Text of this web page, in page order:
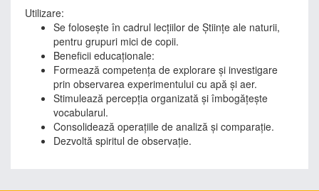
Utilizare:
Se folosește în cadrul lecțiilor de Științe ale naturii,
pentru grupuri mici de copii.
Beneficii educaționale:
Formează competența de explorare și investigare
prin observarea experimentului cu apă și aer.
Stimulează percepția organizată și îmbogățește
vocabularul.
Consolidează operațiile de analiză și comparație.
Dezvoltă spiritul de observație.